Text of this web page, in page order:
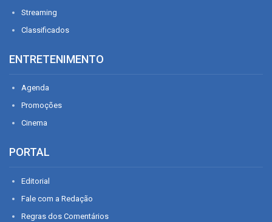
Streaming
Classificados
ENTRETENIMENTO
Agenda
Promoções
Cinema
PORTAL
Editorial
Fale com a Redação
Regras dos Comentários